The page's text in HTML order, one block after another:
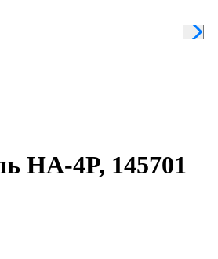
HA-4P, 145701